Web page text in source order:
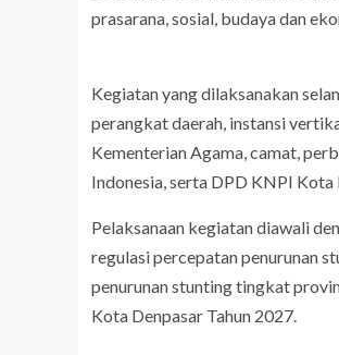
prasarana, sosial, budaya dan
Kegiatan yang dilaksanakan
perangkat daerah, instansi
Kementerian Agama, camat,
Indonesia, serta DPD KNPI Kota
Pelaksanaan kegiatan diawali
regulasi percepatan penurunan
penurunan stunting tingkat
Kota Denpasar Tahun 2027.